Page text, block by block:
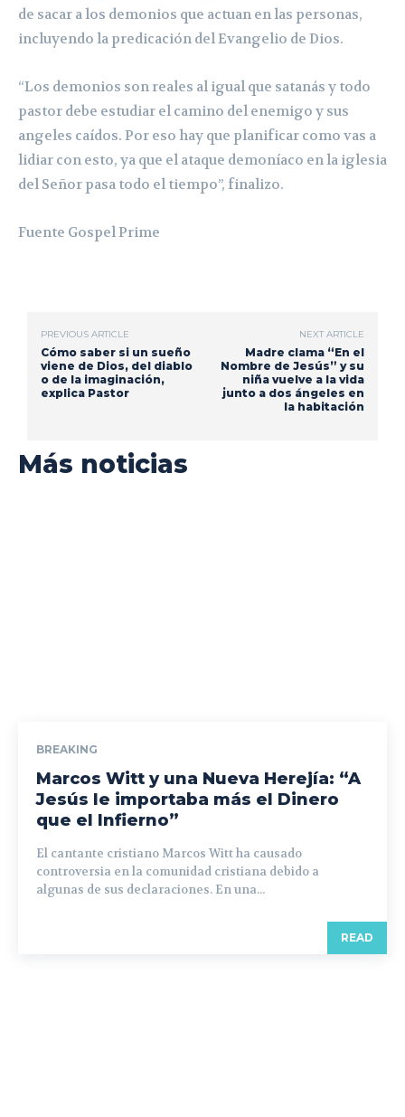
de sacar a los demonios que actuan en las personas,
incluyendo la predicación del Evangelio de Dios.
“Los demonios son reales al igual que satanás y todo
pastor debe estudiar el camino del enemigo y sus
angeles caídos. Por eso hay que planificar como vas a
lidiar con esto, ya que el ataque demoníaco en la iglesia
del Señor pasa todo el tiempo”, finalizo.
Fuente Gospel Prime
PREVIOUS ARTICLE
Cómo saber si un sueño
viene de Dios, del diablo
o de la imaginación,
explica Pastor
NEXT ARTICLE
Madre clama “En el
Nombre de Jesús” y su
niña vuelve a la vida
junto a dos ángeles en
la habitación
Más noticias
BREAKING
Marcos Witt y una Nueva Herejía: “A
Jesús le importaba más el Dinero
que el Infierno”
El cantante cristiano Marcos Witt ha causado
controversia en la comunidad cristiana debido a
algunas de sus declaraciones. En una...
READ